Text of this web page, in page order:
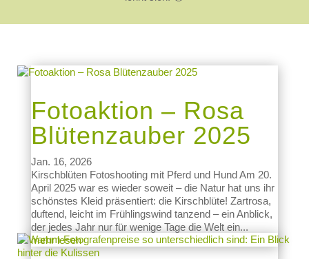
Fotoaktion – Rosa
Blütenzauber 2025
Jan. 16, 2026
Kirschblüten Fotoshooting mit Pferd und Hund Am 20.
April 2025 war es wieder soweit – die Natur hat uns ihr
schönstes Kleid präsentiert: die Kirschblüte! Zartrosa,
duftend, leicht im Frühlingswind tanzend – ein Anblick,
der jedes Jahr nur für wenige Tage die Welt ein...
mehr lesen